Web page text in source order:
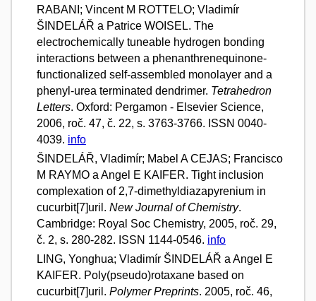
RABANI; Vincent M ROTTELO; Vladimír
ŠINDELÁŘ a Patrice WOISEL. The
electrochemically tuneable hydrogen bonding
interactions between a phenanthrenequinone-
functionalized self-assembled monolayer and a
phenyl-urea terminated dendrimer. Tetrahedron
Letters. Oxford: Pergamon - Elsevier Science,
2006, roč. 47, č. 22, s. 3763-3766. ISSN 0040-
4039. info
ŠINDELÁŘ, Vladimír; Mabel A CEJAS; Francisco
M RAYMO a Angel E KAIFER. Tight inclusion
complexation of 2,7-dimethyldiazapyrenium in
cucurbit[7]uril. New Journal of Chemistry.
Cambridge: Royal Soc Chemistry, 2005, roč. 29,
č. 2, s. 280-282. ISSN 1144-0546. info
LING, Yonghua; Vladimír ŠINDELÁŘ a Angel E
KAIFER. Poly(pseudo)rotaxane based on
cucurbit[7]uril. Polymer Preprints. 2005, roč. 46,